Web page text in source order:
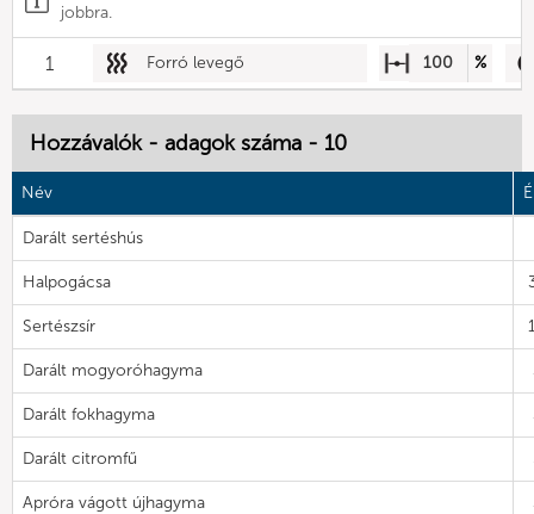
jobbra.
1 Forró levegő 100 %
Hozzávalók - adagok száma - 10
Név
Darált sertéshús
Halpogácsa
Sertészsír
Darált mogyoróhagyma
Darált fokhagyma
Darált citromfű
Apróra vágott újhagyma